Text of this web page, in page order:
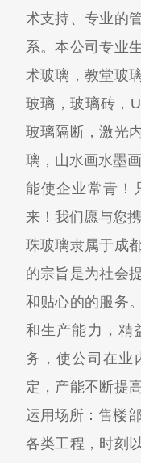
术支持、专业的
系。本公司专业
术玻璃，教堂玻
玻璃，玻璃砖，
玻璃隔断，激光
璃，山水画水墨
能使企业常青！
来！我们愿与您
珠玻璃隶属于成
的宗旨是为社会
和贴心的的服务
和生产能力，精
务，使公司在业
定，产能不断提
运用场所：售楼
各类工程，时刻